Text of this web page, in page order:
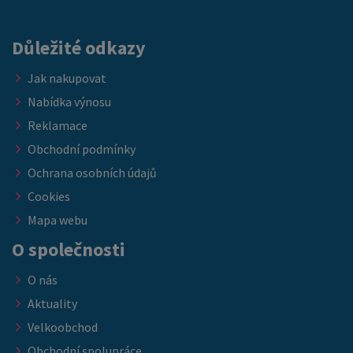
Důležité odkazy
Jak nakupovat
Nabídka výnosu
Reklamace
Obchodní podmínky
Ochrana osobních údajů
Cookies
Mapa webu
O společnosti
O nás
Aktuality
Velkoobchod